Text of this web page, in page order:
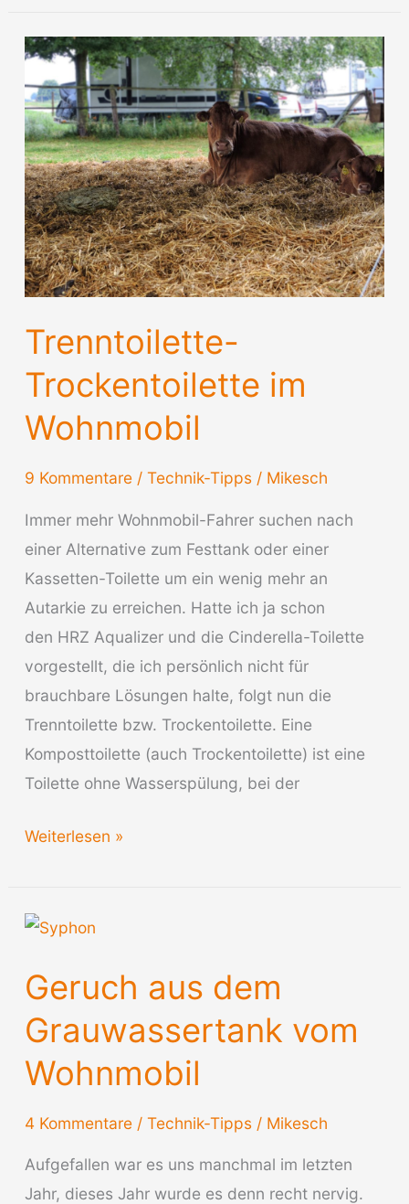
im
Winter
Trenntoilette-
Trockentoilette im
Wohnmobil
9 Kommentare / Technik-Tipps/ Mikesch
Immer mehr Wohnmobil-Fahrer suchen nach
einer Alternative zum Festtank oder einer
Kassetten-Toilette um ein wenig mehr an
Autarkie zu erreichen. Hatte ich ja schon
den HRZ Aqualizer und die Cinderella-Toilette
vorgestellt, die ich persönlich nicht für
brauchbare Lösungen halte, folgt nun die
Trenntoilette bzw. Trockentoilette. Eine
Komposttoilette (auch Trockentoilette) ist eine
Toilette ohne Wasserspülung, bei der
Trenntoilette-
Wohnmobil
Weiterlesen »
Geruch aus dem
Grauwassertank vom
Wohnmobil
4 Kommentare / Technik-Tipps/ Mikesch
Aufgefallen war es uns manchmal im letzten
Jahr, dieses Jahr wurde es denn recht nervig.